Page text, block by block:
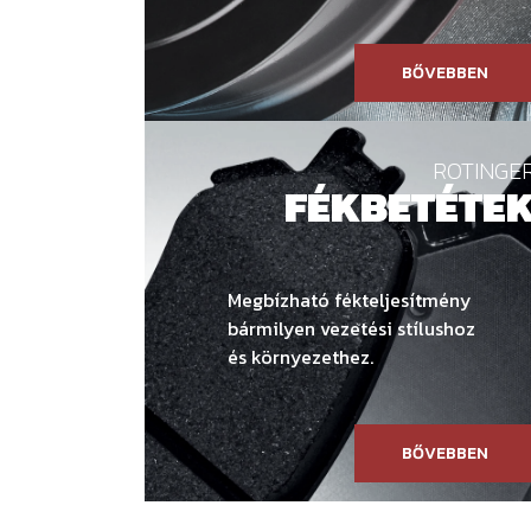
BŐVEBBEN
Megbízható fékteljesítmény
bármilyen vezetési stílushoz
és környezethez.
BŐVEBBEN